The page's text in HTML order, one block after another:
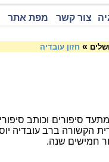
צור קשר מפת אתר
» חזון עובדיה
סיפורים וכותב
הקשורה ברב עובדיה
חמישים שנה.